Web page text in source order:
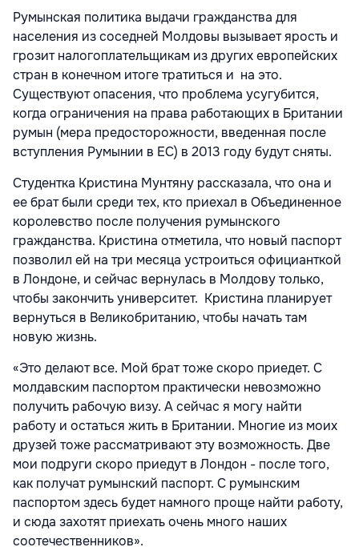
Румынская политика выдачи гражданства для
населения из соседней Молдовы вызывает ярость и
грозит налогоплательщикам из других европейских
стран в конечном итоге тратиться и на это.
Существуют опасения, что проблема усугубится,
когда ограничения на права работающих в Британии
румын (мера предосторожности, введенная после
вступления Румынии в ЕС) в 2013 году будут сняты.
Студентка Кристина Мунтяну рассказала, что она и
ее брат были среди тех, кто приехал в Объединенное
королевство после получения румынского
гражданства. Кристина отметила, что новый паспорт
позволил ей на три месяца устроиться официанткой
в Лондоне, и сейчас вернулась в Молдову только,
чтобы закончить университет. Кристина планирует
вернуться в Великобританию, чтобы начать там
новую жизнь.
«Это делают все. Мой брат тоже скоро приедет. С
молдавским паспортом практически невозможно
получить рабочую визу. А сейчас я могу найти
работу и остаться жить в Британии. Многие из моих
друзей тоже рассматривают эту возможность. Две
мои подруги скоро приедут в Лондон - после того,
как получат румынский паспорт. С румынским
паспортом здесь будет намного проще найти работу,
и сюда захотят приехать очень много наших
соотечественников».